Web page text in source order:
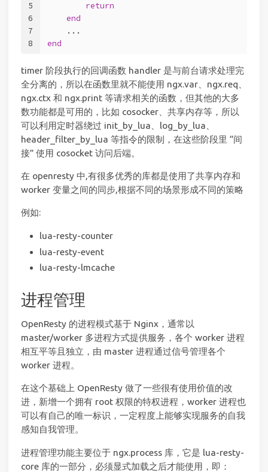
5
6
7
8
return
end
    ...
end
timer 阶段执行的回调函数 handler 是与前台请求处理完
全分离的，所以在函数里就不能使用 ngx.var、ngx.req、
ngx.ctx 和 ngx.print 等请求相关的函数，但其他的大多
数功能都是可用的，比如 cosocker、共享内存等，所以
可以利用定时器绕过 init_by_lua、log_by_lua、
header_filter_by_lua 等指令的限制，在这些阶段里 “间
接” 使用 cosocket 访问后端。
在 openresty 中,有很多优秀的库都是使用了共享内存和
worker 变量之间的同步,根据不同的场景形成不同的策略
例如:
lua-resty-counter
lua-resty-event
lua-resty-lmcache
进程管理
OpenResty 的进程模式基于 Nginx，通常以
master/worker 多进程方式提供服务，各个 worker 进程
相互平等且独立，由 master 进程通过信号管理各个
worker 进程。
在这个基础上 OpenResty 做了一些很有使用价值的改
进，新增一个拥有 root 权限的特权进程，worker 进程也
可以有自己的唯一标识，一定程度上能够实现服务的自我
感知自我管理。
进程管理功能主要位于 ngx.process 库，它是 lua-resty-
core 库的一部分，必须显式加载之后才能使用，即：